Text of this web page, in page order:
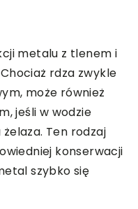
metalu z tlenem i
rdza zwykle
może również
jeśli w wodzie
Ten rodzaj
konserwacji
szybko się